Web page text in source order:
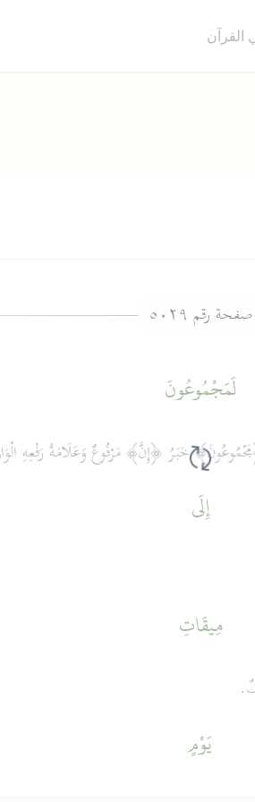
القرآن
لَمَجْمُوعُونَ
خَبَرُ ﴿إِنَّ﴾ مَرْفُوعٌ وَعَلَامَةُ رَفْعِهِ
إِلَى
مِيقَاتِ
يَوْمٍ